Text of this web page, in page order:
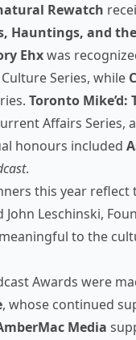
Rewatch
Hauntings, and
Ehxwas
Series, while
Toronto
Affairs Series,
honours included
.
this year
Leschinski,
to the
Awards were
, whose continued
Media